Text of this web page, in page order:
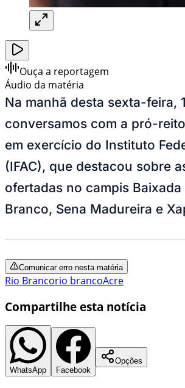
Ouça a reportagem
Áudio da matéria
Na manhã desta sexta-feira,
conversamos com a pró-
em exercício do Instituto
(IFAC), que destacou sobre
ofertadas no campis Baixada
Branco, Sena Madureira e
Comunicar erro nesta matéria
Rio Brancorio brancoAcre
Compartilhe esta notícia
WhatsApp Facebook
Opções